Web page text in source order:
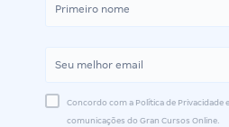
Concordo com a Política de Privacidade
comunicações do Gran Cursos Online.